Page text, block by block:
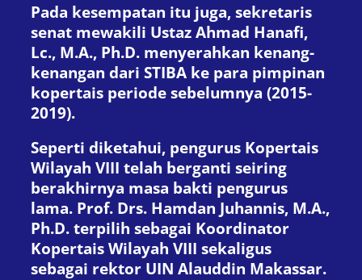
Pada kesempatan itu juga, sekretaris
senat mewakili Ustaz Ahmad Hanafi,
Lc., M.A., Ph.D. menyerahkan kenang-
kenangan dari STIBA ke para pimpinan
kopertais periode sebelumnya (2015-
2019).
Seperti diketahui, pengurus Kopertais
Wilayah VIII telah berganti seiring
berakhirnya masa bakti pengurus
lama. Prof. Drs. Hamdan Juhannis, M.A.,
Ph.D. terpilih sebagai Koordinator
Kopertais Wilayah VIII sekaligus
sebagai rektor UIN Alauddin Makassar.